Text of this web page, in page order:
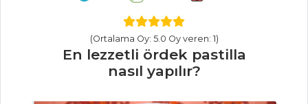
HAMUR İŞLERI
CEVİZLİ VE
(Ortalama Oy: 5.0 Oy veren: 1)
En lezzetli ördek pastilla
nasıl yapılır?